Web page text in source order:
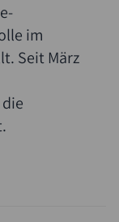
im
Seit März